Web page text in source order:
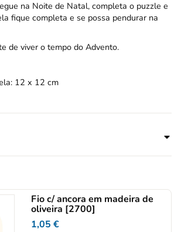
na Noite de Natal, completa o puzzle e
fique completa e se possa pendurar na
de viver o tempo do Advento.
12 x 12 cm
Fio c/ ancora em madeira de
oliveira [2700]
1,05€